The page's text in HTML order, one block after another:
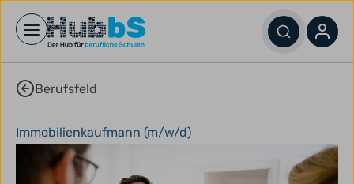
Open main menu
Berufsfeld
Immobilienkaufmann (m/w/d)